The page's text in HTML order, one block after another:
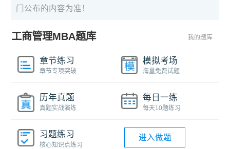
门公布的内容为准！
工商管理MBA题库 我的题库
章节练习
章节专项突破
模拟考场
海量免费试题
历年真题
真题实战演练
每日一练
每天10题练习
习题练习
核心知识点练习
进入做题